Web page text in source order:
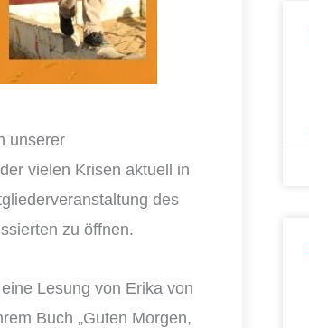
unserer
vielen Krisen aktuell in
des
zu öffnen.
Lesung von Erika von
Buch „Guten Morgen,